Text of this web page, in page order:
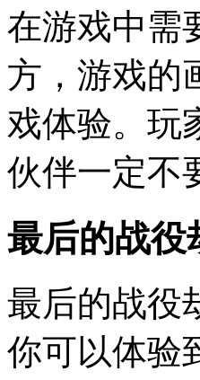
在游戏中需
方，游戏的
戏体验。玩
伙伴一定不
最后的战役
最后的战役
你可以体验